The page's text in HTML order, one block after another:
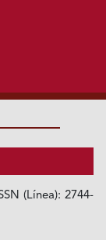
(Línea): 2744-